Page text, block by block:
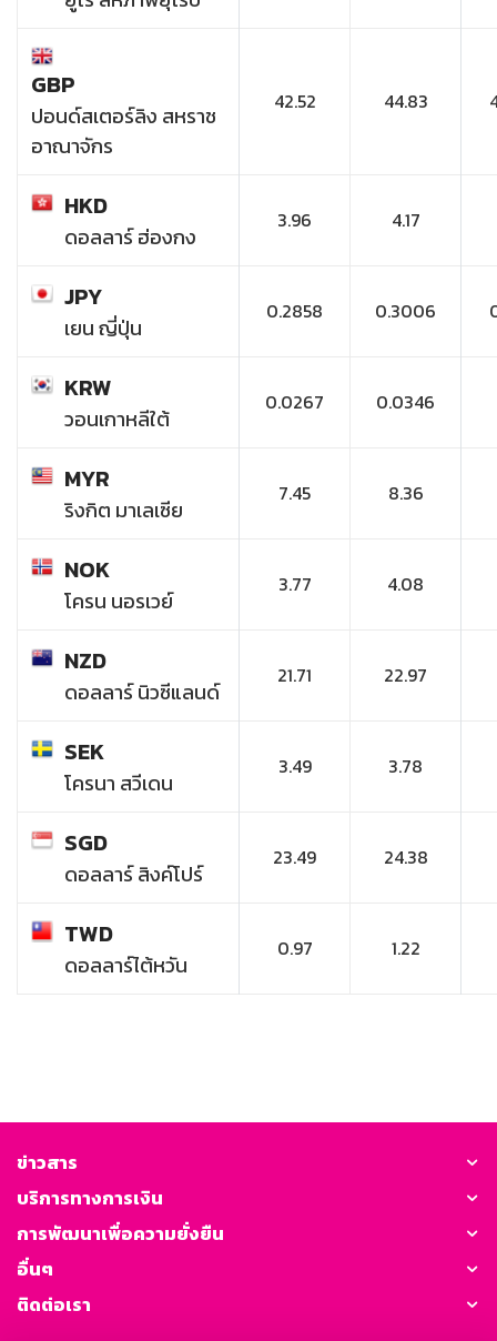
GBP
ปอนด์สเตอร์ลิง สหราช
อาณาจักร
42.52 44.83
HKD
ดอลลาร์ ฮ่องกง
3.96 4.17
JPY
เยน ญี่ปุ่น
0.2858 0.3006
KRW
วอนเกาหลีใต้
0.0267 0.0346
MYR
ริงกิต มาเลเซีย
7.45 8.36
NOK
โครน นอรเวย์
3.77 4.08
NZD
ดอลลาร์ นิวซีแลนด์
21.71 22.97
SEK
โครนา สวีเดน
3.49 3.78
SGD
ดอลลาร์ สิงค์โปร์
23.49 24.38
TWD
ดอลลาร์ไต้หวัน
0.97 1.22
ข่าวสาร
บริการทางการเงิน
การพัฒนาเพื่อความยั่งยืน
อื่นๆ
ติดต่อเรา